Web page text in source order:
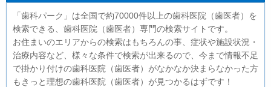
「歯科パーク」は全国で約70000件以上の歯科医院（歯医者）を
検索できる、歯科医院（歯医者）専門の検索サイトです。
お住まいのエリアからの検索はもちろんの事、症状や施設状況・
治療内容など、様々な条件で検索が出来るので、今まで情報不足
で掛かり付けの歯科医院（歯医者）がなかなか決まらなかった方
もきっと理想の歯科医院（歯医者）が見つかるはずです！